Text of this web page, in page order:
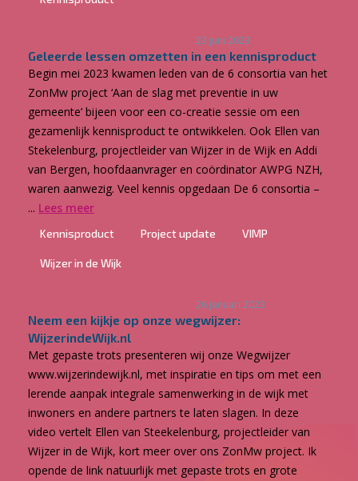
23 juni 2023
Geleerde lessen omzetten in een kennisproduct
Begin mei 2023 kwamen leden van de 6 consortia van het
ZonMw project ‘Aan de slag met preventie in uw
gemeente’ bijeen voor een co-creatie sessie om een
gezamenlijk kennisproduct te ontwikkelen. Ook Ellen van
Stekelenburg, projectleider van Wijzer in de Wijk en Addi
van Bergen, hoofdaanvrager en coördinator AWPG NZH,
waren aanwezig. Veel kennis opgedaan De 6 consortia –
... Lees meer
Kennisproduct Project update VIMP
Wijzer in de Wijk
26 januari 2023
Neem een kijkje op onze wegwijzer:
WijzerindeWijk.nl
Met gepaste trots presenteren wij onze Wegwijzer
www.wijzerindewijk.nl, met inspiratie en tips om met een
lerende aanpak integrale samenwerking in de wijk met
inwoners en andere partners te laten slagen. In deze
video vertelt Ellen van Steekelenburg, projectleider van
Wijzer in de Wijk, kort meer over ons ZonMw project. Ik
opende de link natuurlijk met gepaste trots en grote